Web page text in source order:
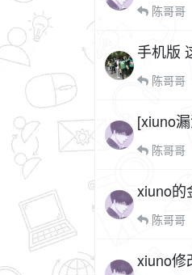
陈哥哥
陈哥哥
[xiuno
陈哥哥
xiuno的
陈哥哥
xiuno修